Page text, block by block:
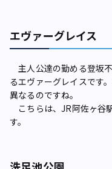
エヴァーグレイス
主人公達の勤める登坂
るエヴァーグレイスです
異なるのですね。
こちらは、JR阿佐ヶ谷
す。